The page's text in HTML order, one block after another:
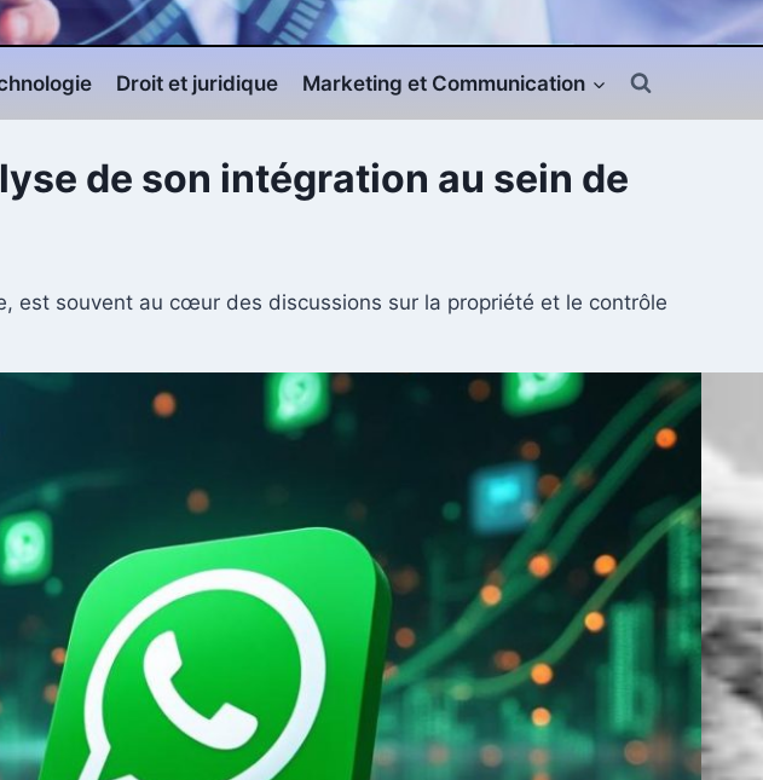
Droit et juridique Marketing et Communication
de son intégration au sein de
est souvent au cœur des discussions sur la propriété et le contrôle